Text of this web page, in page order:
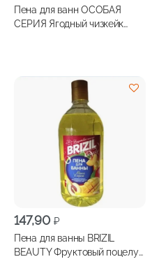
Пена для ванн ОСОБАЯ
СЕРИЯ Ягодный чизкейк
147,90 ₽
Пена для ванны BRIZIL
BEAUTY Фруктовый поцелуй